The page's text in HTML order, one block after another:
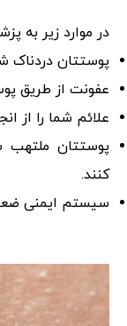
در موارد زیر به
پوستتان دردناک
عفونت از طریق
علائم شما را از
پوستتان ملتهب
کنند.
سیستم ایمنی